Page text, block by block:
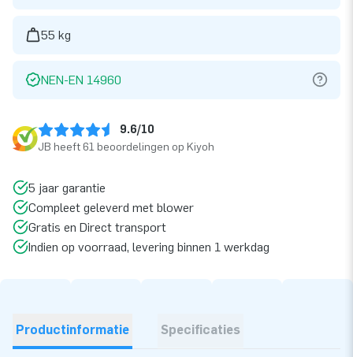
55 kg
NEN-EN 14960
9.6/10
JB heeft 61 beoordelingen op Kiyoh
5 jaar garantie
Compleet geleverd met blower
Gratis en Direct transport
Indien op voorraad, levering binnen 1 werkdag
Productinformatie Specificaties